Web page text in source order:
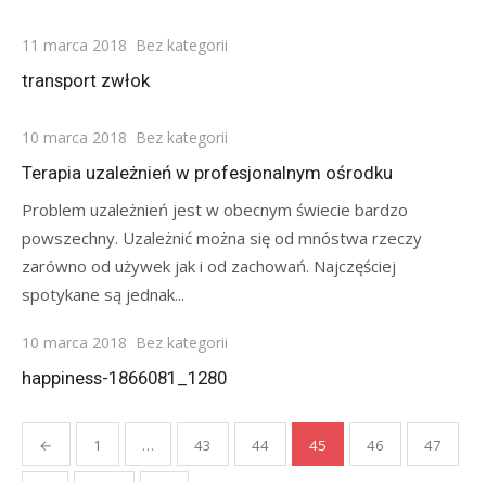
Posted
on
11 marca 2018 Bez kategorii
transport zwłok
Posted
on
10 marca 2018 Bez kategorii
Terapia uzależnień w profesjonalnym ośrodku
Problem uzależnień jest w obecnym świecie bardzo
powszechny. Uzależnić można się od mnóstwa rzeczy
zarówno od używek jak i od zachowań. Najczęściej
spotykane są jednak...
Posted
on
10 marca 2018 Bez kategorii
happiness-1866081_1280
Stronicowanie
wpisów
← 1 … 43 44 45 46 47